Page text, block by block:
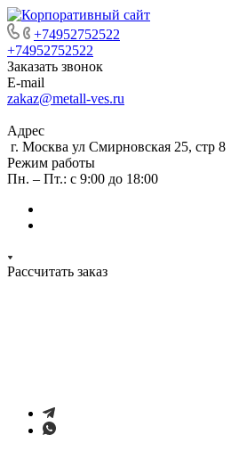
+74952752522
+74952752522
Заказать звонок
E-mail
zakaz@metall-ves.ru
Адрес
г. Москва ул Смирновская 25, стр 8
Режим работы
Пн. – Пт.: с 9:00 до 18:00
Рассчитать заказ